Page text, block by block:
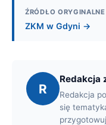
ŹRÓDŁO ORYGINALNE
ZKM w Gdyni →
R
Redakcja
Redakcja
się